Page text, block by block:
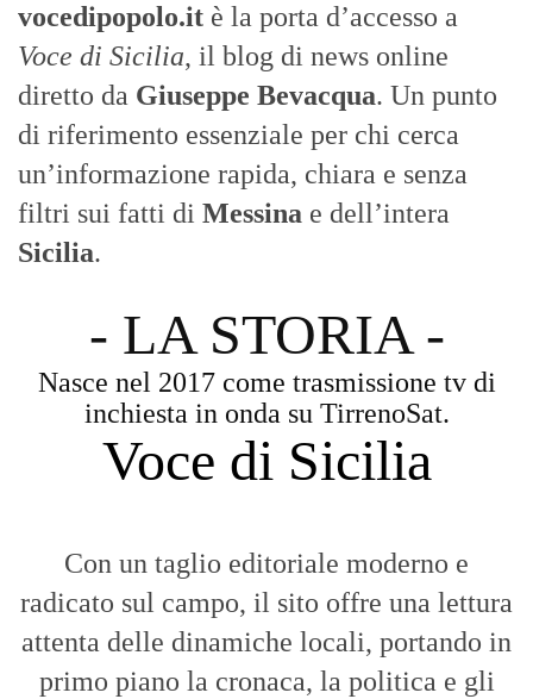
vocedipopolo.it è la porta d’accesso a
Voce di Sicilia, il blog di news online
diretto da Giuseppe Bevacqua. Un punto
di riferimento essenziale per chi cerca
un’informazione rapida, chiara e senza
filtri sui fatti di Messina e dell’intera
Sicilia.
- LA STORIA -
Nasce nel 2017 come trasmissione tv di
inchiesta in onda su TirrenoSat.
Voce di Sicilia
Con un taglio editoriale moderno e
radicato sul campo, il sito offre una lettura
attenta delle dinamiche locali, portando in
primo piano la cronaca, la politica e gli